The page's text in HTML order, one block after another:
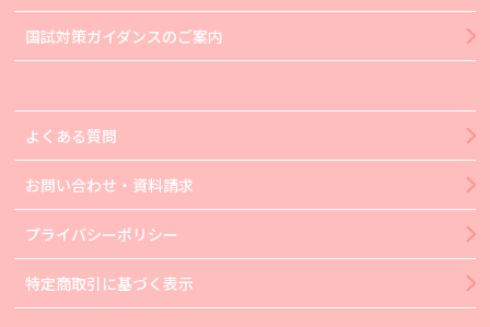
国試対策ガイダンスのご案内
よくある質問
お問い合わせ・資料請求
プライバシーポリシー
特定商取引に基づく表示